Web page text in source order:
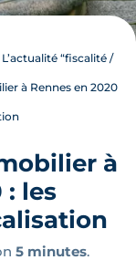
L’actualité “fiscalité /
à Rennes en 2020
à
: les
5 minutes.